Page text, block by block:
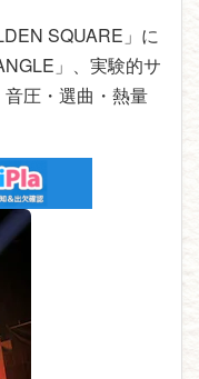
SQUARE」に
」、実験的サ
圧・選曲・熱量